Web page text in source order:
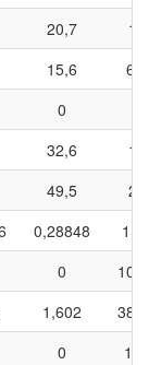
20,7
15,6
0
32,6
49,5
0,28848
0
1,602
0